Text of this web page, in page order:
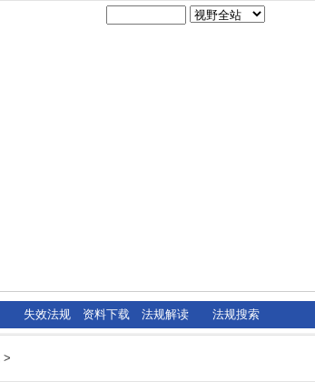
失效法规 资料下载 法规解读 法规搜索
>